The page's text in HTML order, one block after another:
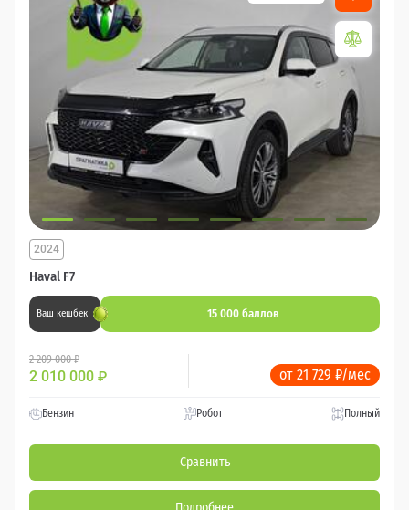
Haval F7
2024
Ваш кешбек 15 000 баллов
2 209 000 ₽
2 010 000 ₽ от 21 729 ₽/мес
Бензин Робот Полный
Сравнить